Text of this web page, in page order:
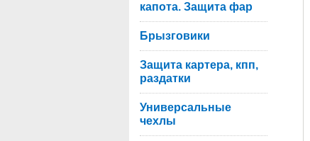
капота. Защита фар
Брызговики
Защита картера, кпп,
раздатки
Универсальные
чехлы